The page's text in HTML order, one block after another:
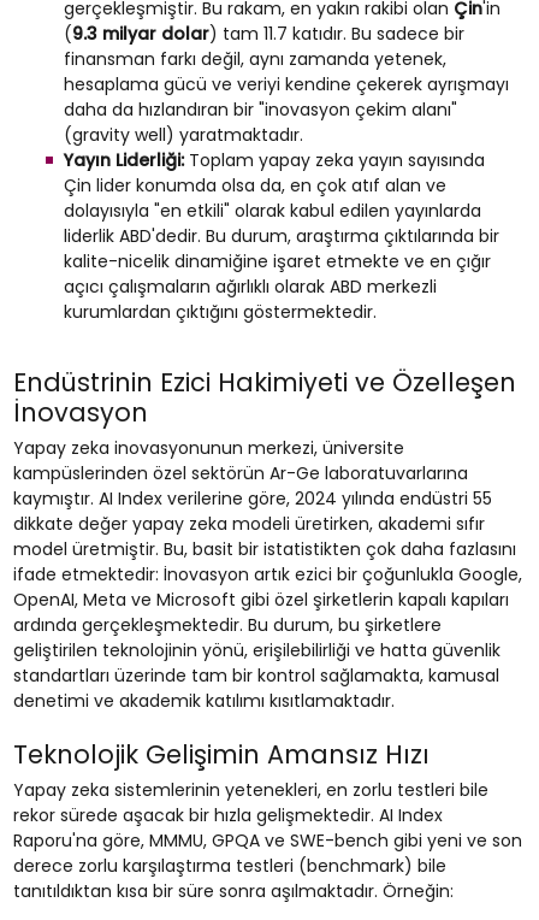
gerçekleşmiştir. Bu rakam, en yakın rakibi olan Çin'in
(9.3 milyar dolar) tam 11.7 katıdır. Bu sadece bir
finansman farkı değil, aynı zamanda yetenek,
hesaplama gücü ve veriyi kendine çekerek ayrışmayı
daha da hızlandıran bir "inovasyon çekim alanı"
(gravity well) yaratmaktadır.
Yayın Liderliği:Toplam yapay zeka yayın sayısında
Çin lider konumda olsa da, en çok atıf alan ve
dolayısıyla "en etkili" olarak kabul edilen yayınlarda
liderlik ABD'dedir. Bu durum, araştırma çıktılarında bir
kalite-nicelik dinamiğine işaret etmekte ve en çığır
açıcı çalışmaların ağırlıklı olarak ABD merkezli
kurumlardan çıktığını göstermektedir.
Endüstrinin Ezici Hakimiyeti ve Özelleşen
İnovasyon
Yapay zeka inovasyonunun merkezi, üniversite
kampüslerinden özel sektörün Ar-Ge laboratuvarlarına
kaymıştır. AI Index verilerine göre, 2024 yılında endüstri 55
dikkate değer yapay zeka modeli üretirken, akademi sıfır
model üretmiştir. Bu, basit bir istatistikten çok daha fazlasını
ifade etmektedir: İnovasyon artık ezici bir çoğunlukla Google,
OpenAI, Meta ve Microsoft gibi özel şirketlerin kapalı kapıları
ardında gerçekleşmektedir. Bu durum, bu şirketlere
geliştirilen teknolojinin yönü, erişilebilirliği ve hatta güvenlik
standartları üzerinde tam bir kontrol sağlamakta, kamusal
denetimi ve akademik katılımı kısıtlamaktadır.
Teknolojik Gelişimin Amansız Hızı
Yapay zeka sistemlerinin yetenekleri, en zorlu testleri bile
rekor sürede aşacak bir hızla gelişmektedir. AI Index
Raporu'na göre, MMMU, GPQA ve SWE-bench gibi yeni ve son
derece zorlu karşılaştırma testleri (benchmark) bile
tanıtıldıktan kısa bir süre sonra aşılmaktadır. Örneğin: